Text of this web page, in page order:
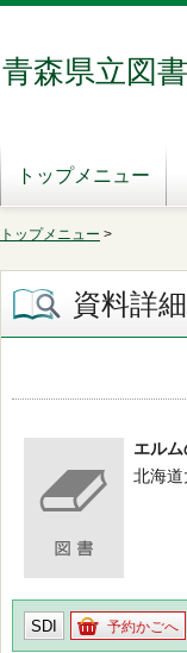
青森県立図
トップメニュー
トップメニュー >
資料詳細
エルム
北海
SDI 予約かごへ